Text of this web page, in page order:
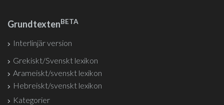
GrundtextenBETA
Interlinjär version
Grekiskt/Svenskt lexikon
Arameiskt/svenskt lexikon
Hebreiskt/svenskt lexikon
Kategorier